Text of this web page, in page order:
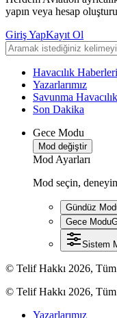
yapın veya hesap
Giriş YapKayıt Ol
Havacılık Haberleri
Yazarlarımız
Savunma Havacılık
Son Dakika
Gece Modu
Mod değiştir
Mod Ayarları
Mod seçin,
Gündüz
Gece Modu
Sistem
© Telif Hakkı 2026, Tüm
© Telif Hakkı 2026, Tüm
Yazarlarımız